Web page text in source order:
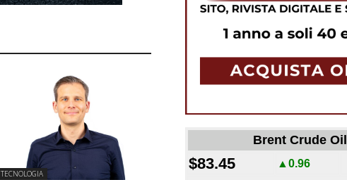
TECNOLOGIA
Brent Crude Oil
$83.45 ▲0.96